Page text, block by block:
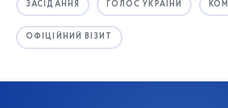
ЗАСІДАННЯ ГОЛОС УКРАЇНИ
ОФІЦІЙНИЙ ВІЗИТ